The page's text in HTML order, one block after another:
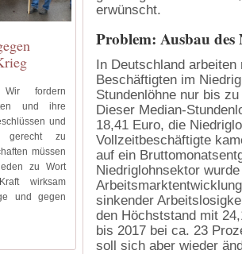
Wir fordern
und ihre
und
gerecht zu
müssen
zu Wort
wirksam
und gegen
erwünscht.
Problem: Ausbau
In Deutschland
Beschäftigten im
Stundenlöhne nur bis
Dieser Median-
18,41 Euro, die
Vollzeitbeschäftigte
auf ein
Niedriglohnsektor
sinkender
den Höchststand mit
bis 2017 bei ca. 23
soll sich aber wieder